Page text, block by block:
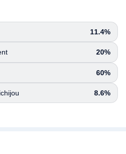
11.4%
20%
60%
8.6%